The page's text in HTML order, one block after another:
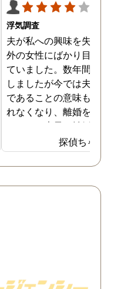
浮気調査
夫が私への興味を失くし
外の女性にばかり目を向
ていました。数年間は我
しましたが今では夫と夫
であることの意味も感じ
れなくなり、離婚を決意
ました。素早く離婚を成
させるためには夫の不倫
証拠を手に入れることが
っ取り早く、探偵に調査
行動パターンを伝え、予
必要な不倫の証拠も手に
探偵ちゃん